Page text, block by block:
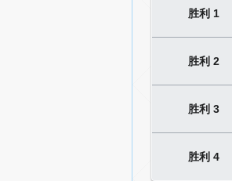
胜利 1
胜利 2
胜利 3
胜利 4